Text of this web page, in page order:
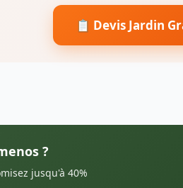
📋 Devis Jardin
?
jusqu'à 40%